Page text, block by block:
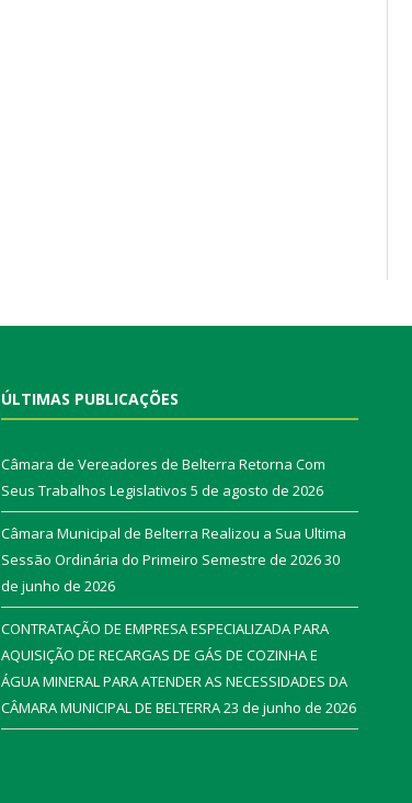
ÚLTIMAS PUBLICAÇÕES
Câmara de Vereadores de Belterra Retorna Com
Seus Trabalhos Legislativos 5 de agosto de 2026
Câmara Municipal de Belterra Realizou a Sua Ultima
Sessão Ordinária do Primeiro Semestre de 202630
de junho de 2026
CONTRATAÇÃO DE EMPRESA ESPECIALIZADA PARA
AQUISIÇÃO DE RECARGAS DE GÁS DE COZINHA E
ÁGUA MINERAL PARA ATENDER AS NECESSIDADES DA
CÂMARA MUNICIPAL DE BELTERRA23 de junho de 2026